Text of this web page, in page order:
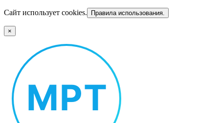
Сайт использует cookies. Правила использования.
×